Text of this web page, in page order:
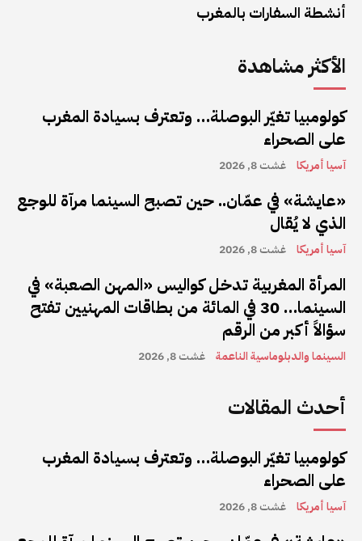
أنشطة السفارات بالمغرب
الأكثر مشاهدة
كولومبيا تغيّر البوصلة… وتعترف بسيادة المغرب
على الصحراء
آسيا أمريكا غشت 8, 2026
«عايشة» في عمّان.. حين تصبح السينما مرآة للوجع
الذي لا يُقال
آسيا أمريكا غشت 8, 2026
المرأة المغربية تدخل كواليس «المهن الصعبة» في
السينما… 30 في المائة من بطاقات المهنيين تفتح
سؤالاً أكبر من الرقم
السينما والدبلوماسية الناعمة غشت 8, 2026
أحدث المقالات
كولومبيا تغيّر البوصلة… وتعترف بسيادة المغرب
على الصحراء
آسيا أمريكا غشت 8, 2026